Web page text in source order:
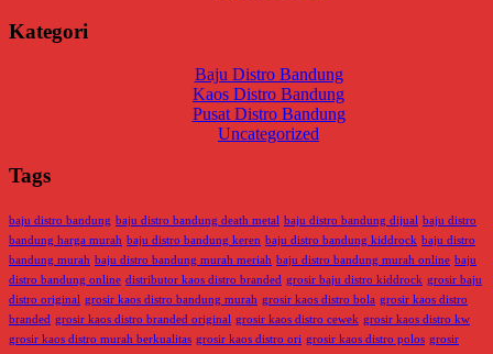
Kategori
Baju Distro Bandung
Kaos Distro Bandung
Pusat Distro Bandung
Uncategorized
Tags
baju distro bandung baju distro bandung death metal baju distro bandung dijual baju distro
bandung harga murah baju distro bandung keren baju distro bandung kiddrock baju distro
bandung murah baju distro bandung murah meriah baju distro bandung murah online baju
distro bandung online distributor kaos distro branded grosir baju distro kiddrock grosir baju
distro original grosir kaos distro bandung murah grosir kaos distro bola grosir kaos distro
branded grosir kaos distro branded original grosir kaos distro cewek grosir kaos distro kw
grosir kaos distro murah berkualitas grosir kaos distro ori grosir kaos distro polos grosir